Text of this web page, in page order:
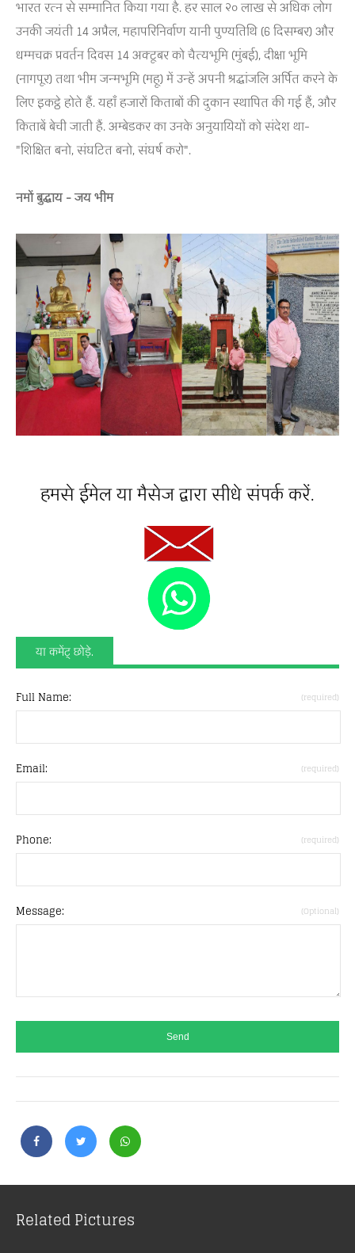
भारत रत्न से सम्मानित किया गया है. हर साल २० लाख से अधिक लोग
उनकी जयंती 14 अप्रैल, महापरिनिर्वाण यानी पुण्यतिथि (6 दिसम्बर) और
धम्मचक्र प्रवर्तन दिवस 14 अक्टूबर को चैत्यभूमि (मुंबई), दीक्षा भूमि
(नागपूर) तथा भीम जन्मभूमि (महू) में उन्हें अपनी श्रद्धांजलि अर्पित करने के
लिए इकट्ठे होते हैं. यहाँ हजारों किताबों की दुकान स्थापित की गई हैं, और
किताबें बेची जाती हैं. अम्बेडकर का उनके अनुयायियों को संदेश था-
"शिक्षित बनो, संघटित बनो, संघर्ष करो".
नमों बुद्धाय - जय भीम
हमसे ईमेल या मैसेज द्वारा सीधे संपर्क करें.
या कमेंट् छोड़े.
Full Name: (required)
Email: (required)
Phone: (required)
Message: (Optional)
Related Pictures